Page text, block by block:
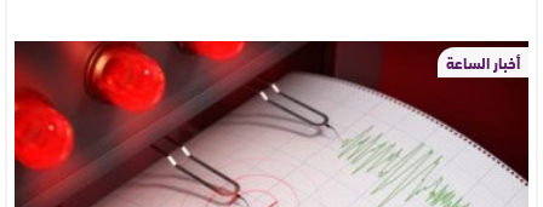
أخبار الساعة